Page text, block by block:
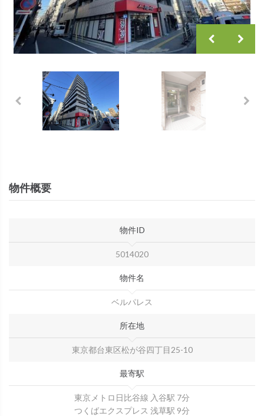
物件概要
物件ID
5014020
物件名
ベルパレス
所在地
東京都台東区松が谷四丁目25-10
最寄駅
東京メトロ日比谷線 入谷駅 7分
つくばエクスプレス 浅草駅 9分